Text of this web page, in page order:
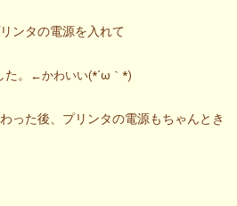
ンタの電源を入れて
。 ←かわいい(*´ω｀*)
った後、プリンタの電源もちゃんとき